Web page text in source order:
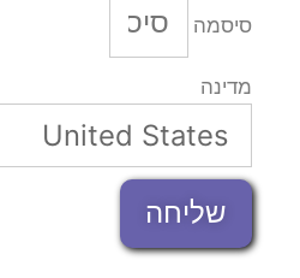
סיסמה
מדינה
שליחה